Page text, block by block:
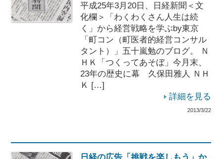
平成25年3月20日、日経新聞＜文
化欄＞「わくわくさん人生は続
く」から経営戦略を学ぶby東京
「町コン（町医者的経営コンサル
タント）」五十嵐勉のブログ。 Ｎ
ＨＫ「つくってあそぼ」今月末、
23年の歴史に幕 久保田雅人 ＮＨ
Ｋ […]
詳細を見る
2013/3/22